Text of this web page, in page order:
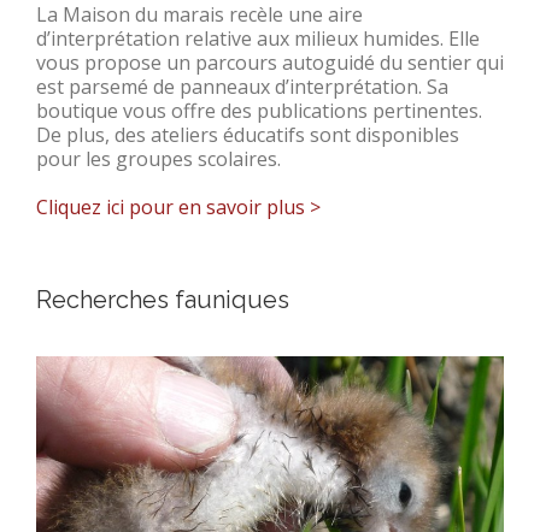
La Maison du marais recèle une aire
d’interprétation relative aux milieux humides. Elle
vous propose un parcours autoguidé du sentier qui
est parsemé de panneaux d’interprétation. Sa
boutique vous offre des publications pertinentes.
De plus, des ateliers éducatifs sont disponibles
pour les groupes scolaires.
Cliquez ici pour en savoir plus >
Recherches fauniques